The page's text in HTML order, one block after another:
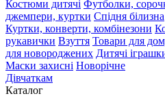
Костюми дитячі Футболки,
джемпери, куртки Спідня білизна
Куртки, конверти, комбінезони
рукавички Взуття Товари для
для новороджених Дитячі
Маски захисні Новорічне
Дівчаткам
Каталог